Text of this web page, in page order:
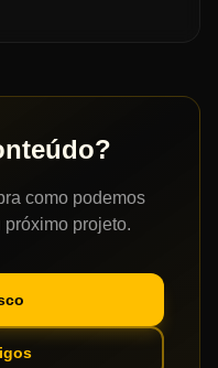
como podemos
projeto.